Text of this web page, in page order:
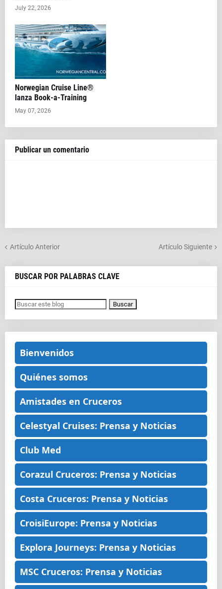
July 22, 2026
Norwegian Cruise Line®
lanza Book-a-Training
May 07, 2026
Publicar un comentario
Artículo Anterior Artículo Siguiente
BUSCAR POR PALABRAS CLAVE
Bienvenidos
Quiénes somos
Amistades en Cruceros
Celestyal Cruises: Prensa y Noticias
Club Med
Corazul Cruceros: Prensa y Noticias
Costa Cruceros: Prensa y Noticias
CroisiEurope: Prensa y Noticias
Explora Journeys: Prensa y Noticias
MSC Cruceros: Prensa y Noticias